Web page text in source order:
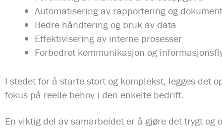
Automatisering av rapportering og
Bedre håndtering og bruk av data
Effektivisering av interne prosesser
Forbedret kommunikasjon og
I stedet for å starte stort og komplekst, legges det
fokus på reelle behov i den enkelte bedrift.
En viktig del av samarbeidet er å gjøre det trygt og